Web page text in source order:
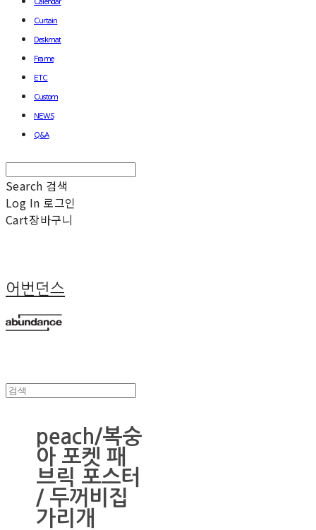
Curtain
Deskmat
Frame
ETC
Custom
NEWS
Q&A
Search 검색
Log In 로그인
Cart장바구니
어번던스
peach/복숭
아 포켓 패
브릭 포스터
/ 두꺼비집
가리개